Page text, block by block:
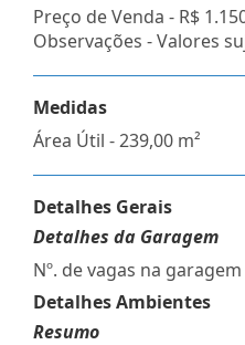
Preço de Venda - R$
Observações - Valores
Medidas
Área Útil - 239,00 m²
Detalhes Gerais
Detalhes da Garagem
Nº. de vagas na garagem
Detalhes Ambientes
Resumo